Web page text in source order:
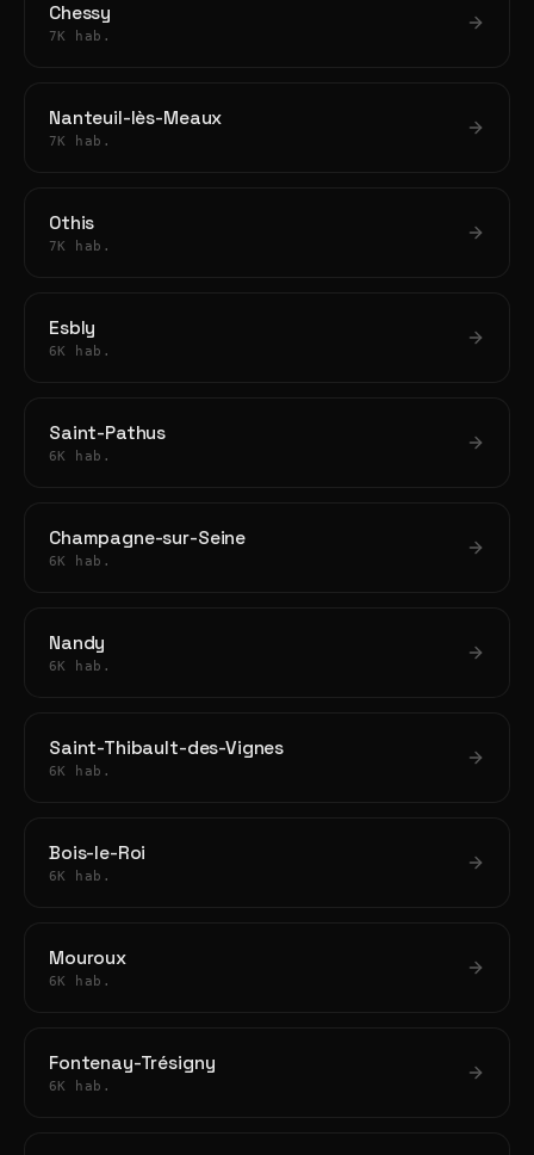
Chessy
7K hab.
Nanteuil-lès-Meaux
7K hab.
Othis
7K hab.
Esbly
6K hab.
Saint-Pathus
6K hab.
Champagne-sur-Seine
6K hab.
Nandy
6K hab.
Saint-Thibault-des-Vignes
6K hab.
Bois-le-Roi
6K hab.
Mouroux
6K hab.
Fontenay-Trésigny
6K hab.